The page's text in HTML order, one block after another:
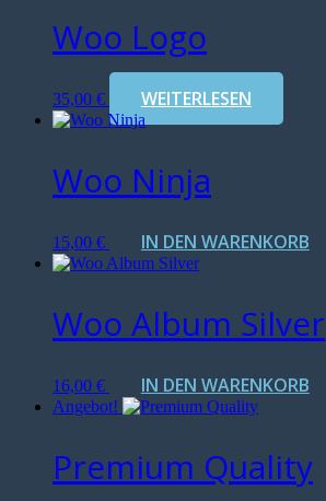
Woo Logo
35,00 € WEITERLESEN
Woo Ninja
15,00 € IN DEN WARENKORB
Woo Album Silver
16,00 € IN DEN WARENKORB
Angebot!
Premium Quality